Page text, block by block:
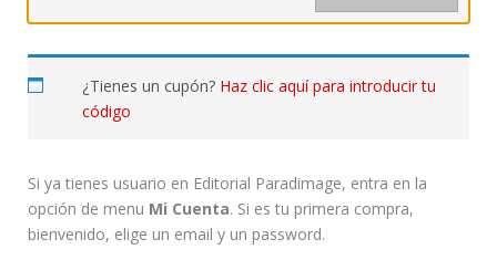
¿Tienes un cupón? Haz clic aquí para introducir tu
código
Si ya tienes usuario en Editorial Paradimage, entra en la
opción de menu Mi Cuenta. Si es tu primera compra,
bienvenido, elige un email y un password.